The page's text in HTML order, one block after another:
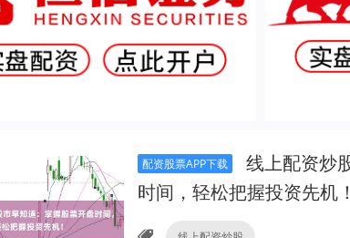
配资股票APP下载
线上配资炒
时间，轻松把握投资先机！